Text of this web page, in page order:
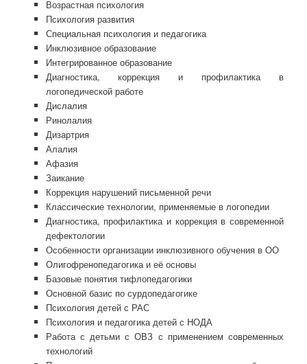
Возрастная психология
Психология развития
Специальная психология и педагогика
Инклюзивное образование
Интегрированное образование
Диагностика, коррекция и профилактика в
логопедической работе
Дислалия
Ринолалия
Дизартрия
Алалия
Афазия
Заикание
Коррекция нарушений письменной речи
Классические технологии, применяемые в логопедии
Диагностика, профилактика и коррекция в современной
дефектологии
Особенности организации инклюзивного обучения в ОО
Олигофренопедагогика и её основы
Базовые понятия тифлопедагогики
Основной базис по сурдопедагогике
Психология детей с РАС
Психология и педагогика детей с НОДА
Работа с детьми с ОВЗ с применением современных
технологий